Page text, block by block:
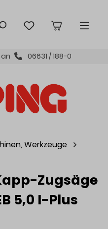
06631 / 188-0
Werkzeuge
Zugsäge
5,0 I-Plus